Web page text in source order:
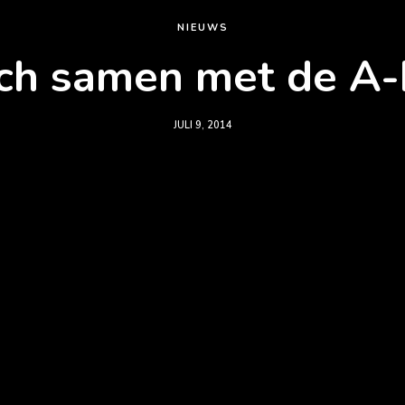
NIEUWS
samen met de
JULI 9, 2014